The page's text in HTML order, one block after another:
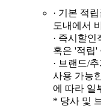
· 기본 적
도내에서
· 즉시할
혹은 '적립'
· 브랜드/
사용 가능
에 따라 일
* 당사 및